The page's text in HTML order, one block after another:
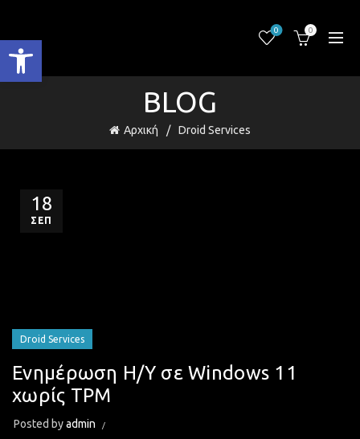
Ανοίξτε τη γραμμή εργαλείων
0 0
BLOG
Αρχική Droid Services
18
ΣΕΠ
Droid Services
Ενημέρωση Η/Υ σε Windows 11
χωρίς TPM
Posted byadmin